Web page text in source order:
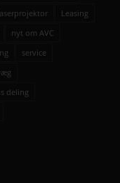
Leasing
nyt om AVC
service
deling